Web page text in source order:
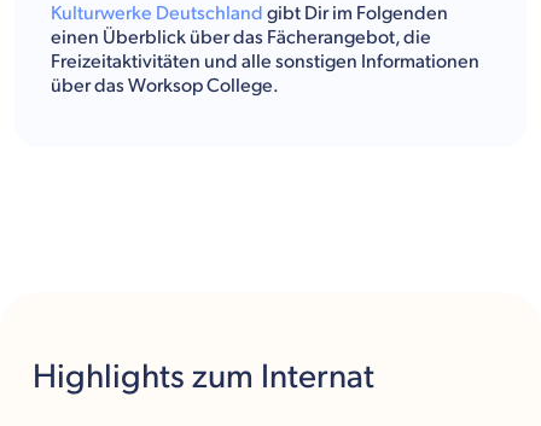
Kulturwerke Deutschland gibt Dir im Folgenden
einen Überblick über das Fächerangebot, die
Freizeitaktivitäten und alle sonstigen Informationen
über das Worksop College.
Highlights zum Internat